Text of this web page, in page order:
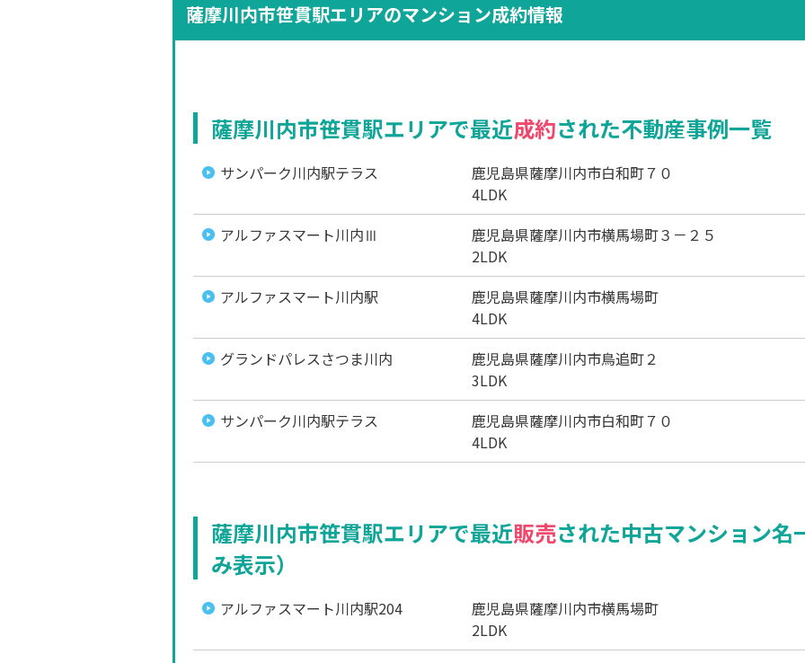
薩摩川内市笹貫駅エリアのマンション成約情報
薩摩川内市笹貫駅エリアで最近成約された不動産事例一覧
サンパーク川内駅テラス
鹿児島県薩摩川内市白和町７０
4LDK
アルファスマート川内Ⅲ
鹿児島県薩摩川内市横馬場町３－２５
2LDK
アルファスマート川内駅
鹿児島県薩摩川内市横馬場町
4LDK
グランドパレスさつま川内
鹿児島県薩摩川内市鳥追町２
3LDK
サンパーク川内駅テラス
鹿児島県薩摩川内市白和町７０
4LDK
薩摩川内市笹貫駅エリアで最近販売された中古マンション
み表示）
アルファスマート川内駅204
鹿児島県薩摩川内市横馬場町
2LDK